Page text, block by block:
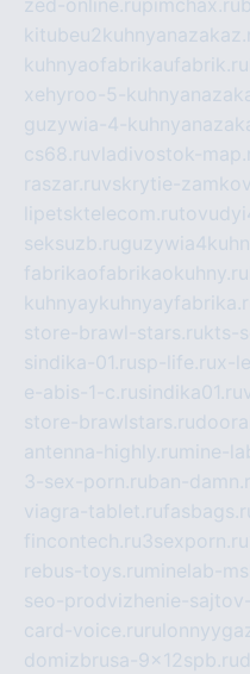
zed-online.rupimchax.ru
kuhnyaofabrikaufabrik.ru
xehyroo-5-
guzywia-4-
cs68.ruvladivostok-
raszar.ruvskrytie-
lipetsktelecom.ru
seksuzb.ru
fabrikaofabrikaokuhny.ru
store-brawl-stars.rukts-
sindika-01.rusp-life.rux-
e-abis-1-c.rusindika01.ru
store-brawlstars.ru
antenna-highly.ru mine-
3-sex-porn.ruban-
viagra-tablet.ru
fincontech.ru3sexporn.ru
rebus-toys.ru minelab-
seo-prodvizhenie-
card-voice.ru
domizbrusa-9x12spb.ru